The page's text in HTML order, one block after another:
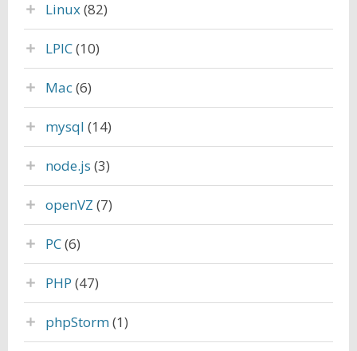
Linux(82)
LPIC(10)
Mac(6)
mysql (14)
node.js (3)
openVZ (7)
PC(6)
PHP (47)
phpStorm(1)